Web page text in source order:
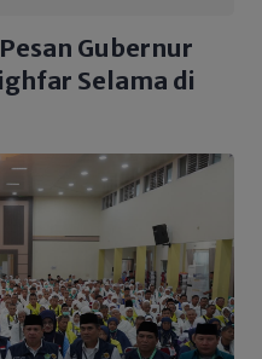
Gubernur
Selama di